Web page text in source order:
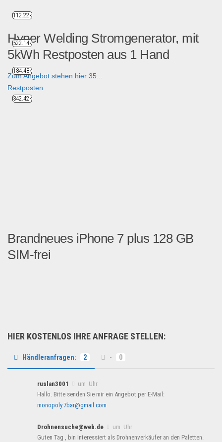
Hyper Welding Stromgenerator, mit
5kWh Restposten aus 1 Hand
Zum Angebot stehen hier 35...
Restposten
Brandneues iPhone 7 plus 128 GB
SIM-frei
HIER KOSTENLOS IHRE ANFRAGE STELLEN:
Händleranfragen: 2 - 0
ruslan3001
um Uhr
Hallo. Bitte senden Sie mir ein Angebot per E-Mail:
monopoly.7bar@gmail.com
Drohnensuche@web.de
um Uhr
Guten Tag , bin Interessiert als Drohnenverkäufer an den Paletten.
112.22k
522.14k
184.48k
342.42k